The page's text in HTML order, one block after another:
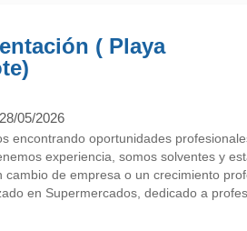
( Playa
28/05/2026
encontrando oportunidades
experiencia, somos solventes y
cambio de empresa o un crecimiento
en Supermercados, dedicado a